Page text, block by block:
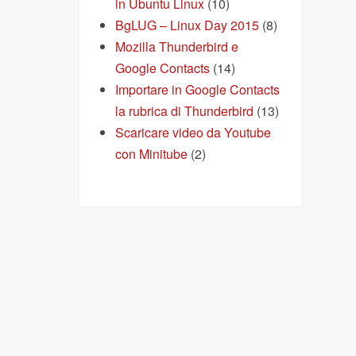
BgLUG – Linux Day 2015 (8)
Mozilla Thunderbird e
Google Contacts (14)
Importare in Google Contacts
la rubrica di Thunderbird (13)
Scaricare video da Youtube
con Minitube (2)